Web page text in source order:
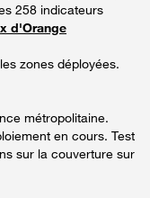
258 indicateurs
d'Orange
zones déployées.
métropolitaine.
en cours. Test
sur la couverture sur